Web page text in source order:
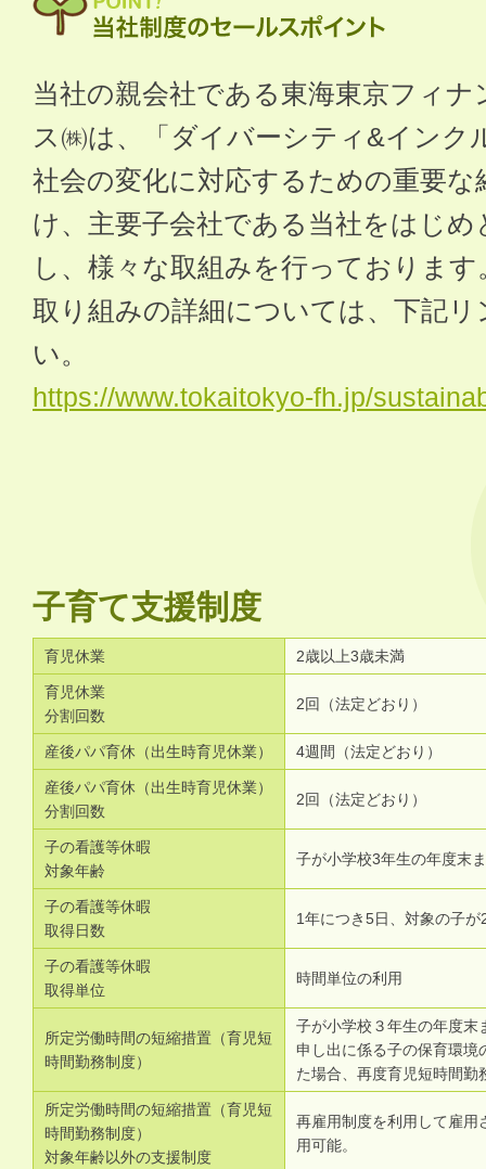
当社の親会社である東海東京フィ
ス㈱は、「ダイバーシティ&インク
社会の変化に対応するための重要
け、主要子会社である当社をはじ
し、様々な取組みを行っております
取り組みの詳細については、下記
い。
https://www.tokaitokyo-fh.jp/
子育て支援制度
育児休業 2歳以上3歳未満
育児休業
分割回数
2回（法定どおり）
産後パパ育休（出生時育児休業） 4週間（法定どおり）
産後パパ育休（出生時育児休業）
分割回数
2回（法定どおり）
子の看護等休暇
対象年齢
子が小学校3年生の年度末
子の看護等休暇
取得日数
1年につき5日、対象の子
子の看護等休暇
取得単位
時間単位の利用
所定労働時間の短縮措置（育児短
時間勤務制度）
子が小学校３年生の年度末
申し出に係る子の保育環境
た場合、再度育児短時間勤
所定労働時間の短縮措置（育児短
時間勤務制度）
対象年齢以外の支援制度
再雇用制度を利用して雇用
用可能。